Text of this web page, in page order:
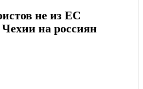
не из ЕС
на россиян